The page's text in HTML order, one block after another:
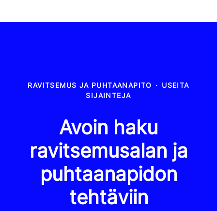
RAVITSEMUS JA PUHTAANAPITO · USEITA
SIJAINTEJA
Avoin haku
ravitsemusalan ja
puhtaanapidon
tehtäviin